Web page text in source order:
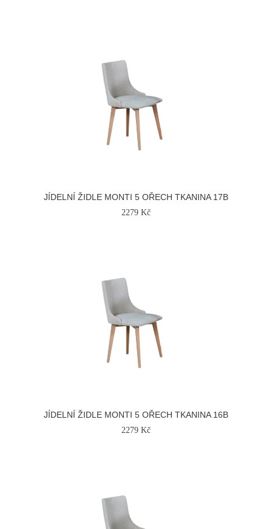
JÍDELNÍ ŽIDLE MONTI 5 OŘECH TKANINA 17B
2279 Kč
JÍDELNÍ ŽIDLE MONTI 5 OŘECH TKANINA 16B
2279 Kč